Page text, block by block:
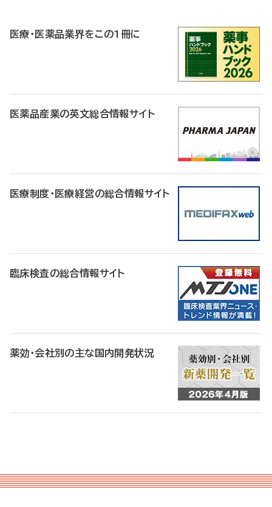
医療・医薬品業界をこの1冊に
医薬品産業の英文総合情報サイト
医療制度・医療経営の総合情報サイト
臨床検査の総合情報サイト
薬効・会社別の主な国内開発状況